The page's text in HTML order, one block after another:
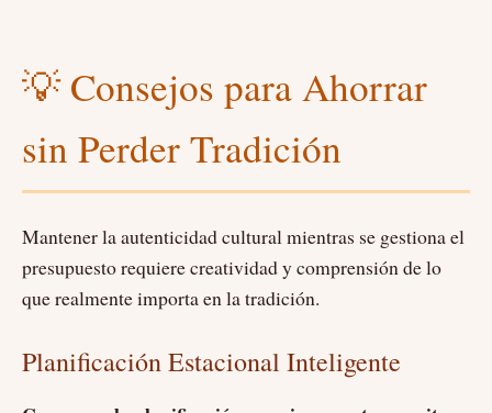
💡 Consejos para Ahorrar
sin Perder Tradición
Mantener la autenticidad cultural mientras se gestiona el
presupuesto requiere creatividad y comprensión de lo
que realmente importa en la tradición.
Planificación Estacional Inteligente